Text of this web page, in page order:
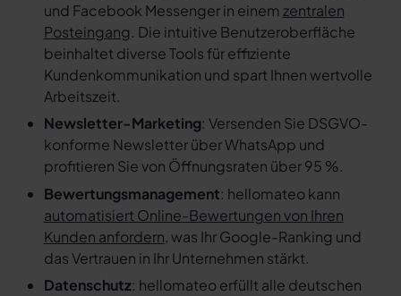
und Facebook Messenger in einem zentralen
Posteingang. Die intuitive Benutzeroberfläche
beinhaltet diverse Tools für effiziente
Kundenkommunikation und spart Ihnen wertvolle
Arbeitszeit.
Newsletter-Marketing: Versenden Sie DSGVO-
konforme Newsletter über WhatsApp und
profitieren Sie von Öffnungsraten über 95 %.
Bewertungsmanagement: hellomateo kann
automatisiert Online-Bewertungen von Ihren
Kunden anfordern, was Ihr Google-Ranking und
das Vertrauen in Ihr Unternehmen stärkt.
Datenschutz: hellomateo erfüllt alle deutschen